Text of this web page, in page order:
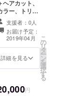
ていただきま
！)
ヘアカット、
ラー、トリー
メント カラー
前もってどん
色にしたいか
をお伝えくださ
。
支援者：0人
お届け予定：
2019年04月
詳細を見る
こ
の
リ
タ
ー
ン
を
選
択
す
る
円